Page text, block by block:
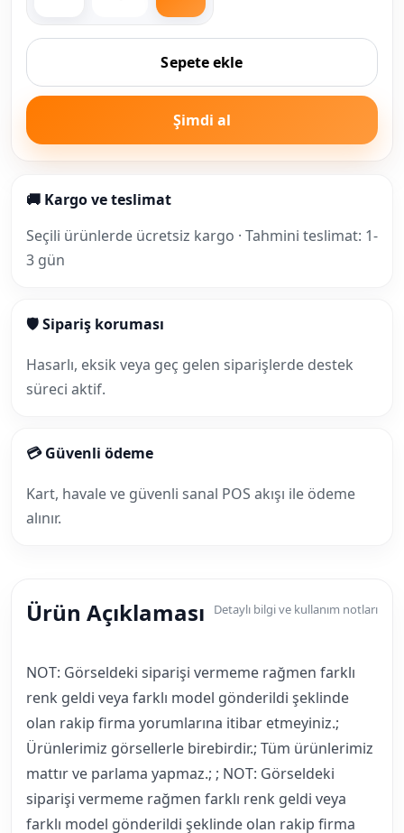
Sepete ekle
Şimdi al
🚚 Kargo ve teslimat
Seçili ürünlerde ücretsiz kargo · Tahmini teslimat: 1-
3 gün
🛡 Sipariş koruması
Hasarlı, eksik veya geç gelen siparişlerde destek
süreci aktif.
💳 Güvenli ödeme
Kart, havale ve güvenli sanal POS akışı ile ödeme
alınır.
Ürün Açıklaması Detaylı bilgi ve kullanım notları
NOT: Görseldeki siparişi vermeme rağmen farklı
renk geldi veya farklı model gönderildi şeklinde
olan rakip firma yorumlarına itibar etmeyiniz.;
Ürünlerimiz görsellerle birebirdir.; Tüm ürünlerimiz
mattır ve parlama yapmaz.; ; NOT: Görseldeki
siparişi vermeme rağmen farklı renk geldi veya
farklı model gönderildi şeklinde olan rakip firma